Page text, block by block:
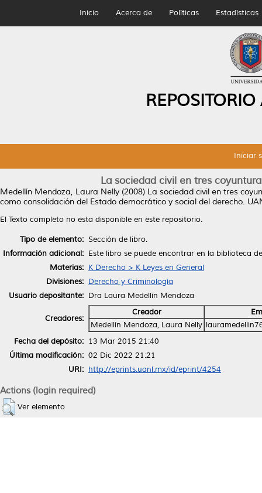
Inicio Acerca de Políticas Estadísticas
Iniciar
La sociedad civil en tres
Medellín Mendoza, Laura Nelly (2008) La sociedad civil en tres
como consolidación del Estado democrático y social del derecho.
El Texto completo no esta disponible en este repositorio.
Tipo de elemento: Sección de libro.
Información adicional: Este libro se puede encontrar en la biblioteca
Materias: K Derecho > K Leyes en General
Divisiones: Derecho y Criminología
Usuario depositante: Dra Laura Medellin Mendoza
Creadores:
Creador
Medellín Mendoza, Laura Nelly
Fecha del depósito: 13 Mar 2015 21:40
Última modificación: 02 Dic 2022 21:21
URI: http://eprints.uanl.mx/id/eprint/4254
Actions (login required)
Ver elemento